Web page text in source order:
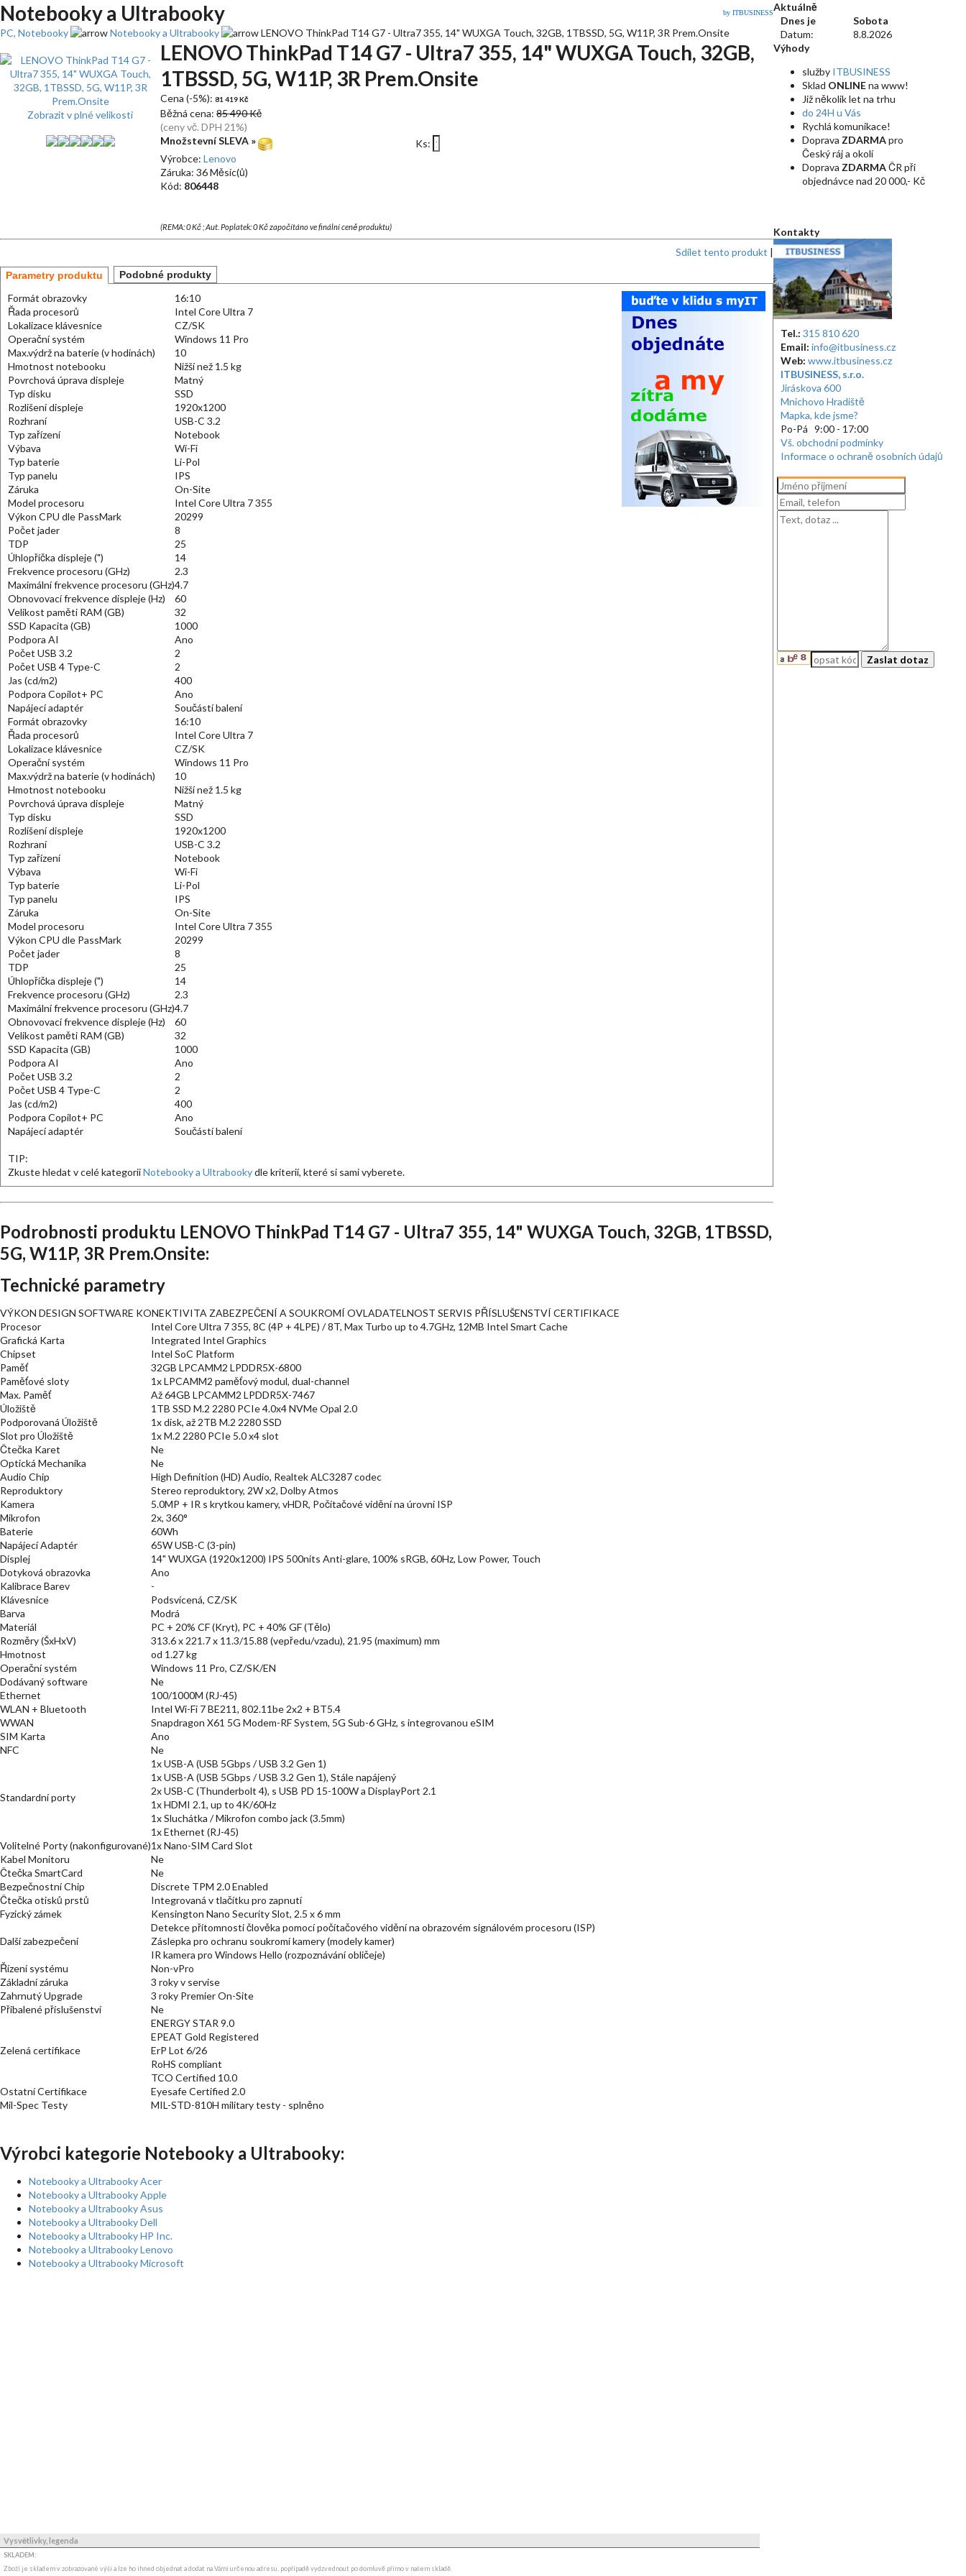
Notebooky a Ultrabooky by ITBUSINESS
PC, Notebooky Notebooky a Ultrabooky LENOVO ThinkPad T14 G7 - Ultra7 355, 14" WUXGA Touch, 32GB, 1TBSSD, 5G, W11P, 3R Prem.Onsite
Zobrazit v plné velikosti
LENOVO ThinkPad T14 G7 - Ultra7 355, 14" WUXGA Touch, 32GB,
1TBSSD, 5G, W11P, 3R Prem.Onsite
Cena (-5%): 81 419 Kč
Běžná cena: 85 490 Kč
(ceny vč. DPH 21%)
Množstevní SLEVA »
Ks:
Výrobce: Lenovo
Záruka: 36 Měsíc(ů)
Kód: 806448
(REMA: 0 Kč ; Aut. Poplatek: 0 Kč započítáno ve finální ceně produktu)
Sdílet tento produkt |
Parametry produktu Podobné produkty
Formát obrazovky
16:10
Řada procesorů
Intel Core Ultra 7
Lokalizace klávesnice
CZ/SK
Operační systém
Windows 11 Pro
Max.výdrž na baterie (v hodinách)
10
Hmotnost notebooku
Nižší než 1.5 kg
Povrchová úprava displeje
Matný
Typ disku
SSD
Rozlišení displeje
1920x1200
Rozhraní
USB-C 3.2
Typ zařízení
Notebook
Výbava
Wi-Fi
Typ baterie
Li-Pol
Typ panelu
IPS
Záruka
On-Site
Model procesoru
Intel Core Ultra 7 355
Výkon CPU dle PassMark
20299
Počet jader
8
TDP
25
Úhlopříčka displeje (")
14
Frekvence procesoru (GHz)
2.3
Maximální frekvence procesoru (GHz)4.7
Obnovovací frekvence displeje (Hz)
60
Velikost paměti RAM (GB)
32
SSD Kapacita (GB)
1000
Podpora AI
Ano
Počet USB 3.2
2
Počet USB 4 Type-C
2
Jas (cd/m2)
400
Podpora Copilot+ PC
Ano
Napájecí adaptér
Součástí balení
Formát obrazovky
16:10
Řada procesorů
Intel Core Ultra 7
Lokalizace klávesnice
CZ/SK
Operační systém
Windows 11 Pro
Max.výdrž na baterie (v hodinách)
10
Hmotnost notebooku
Nižší než 1.5 kg
Povrchová úprava displeje
Matný
Typ disku
SSD
Rozlišení displeje
1920x1200
Rozhraní
USB-C 3.2
Typ zařízení
Notebook
Výbava
Wi-Fi
Typ baterie
Li-Pol
Typ panelu
IPS
Záruka
On-Site
Model procesoru
Intel Core Ultra 7 355
Výkon CPU dle PassMark
20299
Počet jader
8
TDP
25
Úhlopříčka displeje (")
14
Frekvence procesoru (GHz)
2.3
Maximální frekvence procesoru (GHz)4.7
Obnovovací frekvence displeje (Hz)
60
Velikost paměti RAM (GB)
32
SSD Kapacita (GB)
1000
Podpora AI
Ano
Počet USB 3.2
2
Počet USB 4 Type-C
2
Jas (cd/m2)
400
Podpora Copilot+ PC
Ano
Napájecí adaptér
Součástí balení
TIP:
Zkuste hledat v celé kategoriiNotebooky a Ultrabookydle kriterií, které si sami vyberete.
Podrobnosti produktu LENOVO ThinkPad T14 G7 - Ultra7 355, 14" WUXGA Touch, 32GB, 1TBSSD,
5G, W11P, 3R Prem.Onsite:
Technické parametry
VÝKON DESIGN SOFTWARE KONEKTIVITA ZABEZPEČENÍ A SOUKROMÍ OVLADATELNOST SERVIS PŘÍSLUŠENSTVÍ CERTIFIKACE
Procesor
Intel Core Ultra 7 355, 8C (4P + 4LPE) / 8T, Max Turbo up to 4.7GHz, 12MB Intel Smart Cache
Grafická Karta
Integrated Intel Graphics
Chipset
Intel SoC Platform
Paměť
32GB LPCAMM2 LPDDR5X-6800
Paměťové sloty
1x LPCAMM2 paměťový modul, dual-channel
Max. Paměť
Až 64GB LPCAMM2 LPDDR5X-7467
Úložiště
1TB SSD M.2 2280 PCIe 4.0x4 NVMe Opal 2.0
Podporovaná Úložiště
1x disk, až 2TB M.2 2280 SSD
Slot pro Úložiště
1x M.2 2280 PCIe 5.0 x4 slot
Čtečka Karet
Ne
Optická Mechanika
Ne
Audio Chip
High Definition (HD) Audio, Realtek ALC3287 codec
Reproduktory
Stereo reproduktory, 2W x2, Dolby Atmos
Kamera
5.0MP + IR s krytkou kamery, vHDR, Počítačové vidění na úrovni ISP
Mikrofon
2x, 360°
Baterie
60Wh
Napájecí Adaptér
65W USB-C (3-pin)
Displej
14" WUXGA (1920x1200) IPS 500nits Anti-glare, 100% sRGB, 60Hz, Low Power, Touch
Dotyková obrazovka
Ano
Kalibrace Barev
-
Klávesnice
Podsvícená, CZ/SK
Barva
Modrá
Materiál
PC + 20% CF (Kryt), PC + 40% GF (Tělo)
Rozměry (ŠxHxV)
313.6 x 221.7 x 11.3/15.88 (vepředu/vzadu), 21.95 (maximum) mm
Hmotnost
od 1.27 kg
Operační systém
Windows 11 Pro, CZ/SK/EN
Dodávaný software
Ne
Ethernet
100/1000M (RJ-45)
WLAN + Bluetooth
Intel Wi-Fi 7 BE211, 802.11be 2x2 + BT5.4
WWAN
Snapdragon X61 5G Modem-RF System, 5G Sub-6 GHz, s integrovanou eSIM
SIM Karta
Ano
NFC
Ne
Standardní porty
1x USB-A (USB 5Gbps / USB 3.2 Gen 1)
1x USB-A (USB 5Gbps / USB 3.2 Gen 1), Stále napájený
2x USB-C (Thunderbolt 4), s USB PD 15-100W a DisplayPort 2.1
1x HDMI 2.1, up to 4K/60Hz
1x Sluchátka / Mikrofon combo jack (3.5mm)
1x Ethernet (RJ-45)
Volitelné Porty (nakonfigurované)1x Nano-SIM Card Slot
Kabel Monitoru
Ne
Čtečka SmartCard
Ne
Bezpečnostní Chip
Discrete TPM 2.0 Enabled
Čtečka otisků prstů
Integrovaná v tlačítku pro zapnutí
Fyzický zámek
Kensington Nano Security Slot, 2.5 x 6 mm
Další zabezpečení
Detekce přítomnosti člověka pomocí počítačového vidění na obrazovém signálovém procesoru (ISP)
Záslepka pro ochranu soukromí kamery (modely kamer)
IR kamera pro Windows Hello (rozpoznávání obličeje)
Řízení systému
Non-vPro
Základní záruka
3 roky v servise
Zahrnutý Upgrade
3 roky Premier On-Site
Přibalené příslušenství
Ne
Zelená certifikace
ENERGY STAR 9.0
EPEAT Gold Registered
ErP Lot 6/26
RoHS compliant
TCO Certified 10.0
Ostatní Certifikace
Eyesafe Certified 2.0
Mil-Spec Testy
MIL-STD-810H military testy - splněno
Výrobci kategorie Notebooky a Ultrabooky:
Notebooky a Ultrabooky Acer
Notebooky a Ultrabooky Apple
Notebooky a Ultrabooky Asus
Notebooky a Ultrabooky Dell
Notebooky a Ultrabooky HP Inc.
Notebooky a Ultrabooky Lenovo
Notebooky a Ultrabooky Microsoft
Vysvětlivky, legenda
SKLADEM:
Zboží je skladem v zobrazované výši a lze ho ihned objednat a dodat na Vámi určenou adresu, popřípadě vydzvednout po domluvě přímo v našem skladě.
Aktuálně
Dnes je
Sobota
Datum:
8.8.2026
Výhody
služby ITBUSINESS
Sklad ONLINEna www!
Již několik let na trhu
do 24H u Vás
Rychlá komunikace!
Doprava ZDARMApro
Český ráj a okolí
Doprava ZDARMAČR při
objednávce nad 20 000,- Kč
Kontakty
Tel.: 315 810 620
Email: info@itbusiness.cz
Web: www.itbusiness.cz
ITBUSINESS, s.r.o.
Jiráskova 600
Mnichovo Hradiště
Mapka, kde jsme?
Po-Pá 9:00 - 17:00
Vš. obchodní podmínky
Informace o ochraně osobních údajů